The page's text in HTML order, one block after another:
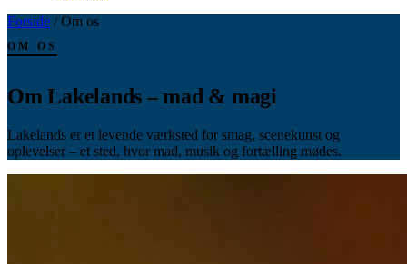
Forside / Om os
OM OS
Om Lakelands – mad & magi
Lakelands er et levende værksted for smag, scenekunst og
oplevelser – et sted, hvor mad, musik og fortælling mødes.